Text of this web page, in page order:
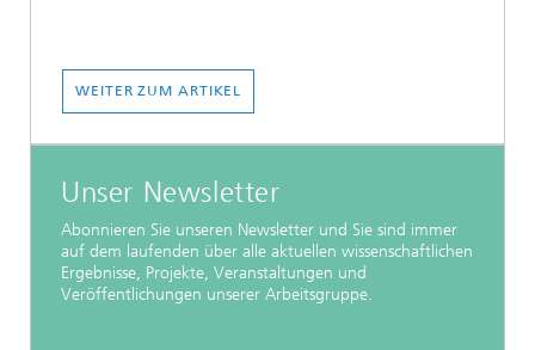
WEITER ZUM ARTIKEL
Unser Newsletter
Abonnieren Sie unseren Newsletter und Sie sind immer
auf dem laufenden über alle aktuellen wissenschaftlichen
Ergebnisse, Projekte, Veranstaltungen und
Veröffentlichungen unserer Arbeitsgruppe.